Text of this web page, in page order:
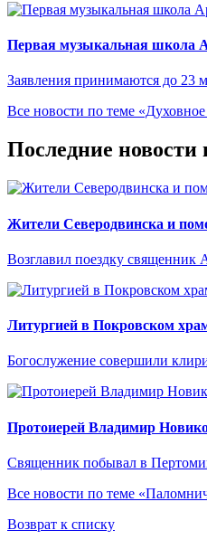
Первая музыкальная школа
Заявления принимаются до 23
Все новости по теме
Последние
Жители Северодвинска и
Возглавил поездку священник
Литургией в Покровском
Богослужение совершили
Протоиерей Владимир
Священник побывал в
Все новости по теме
Возврат к списку